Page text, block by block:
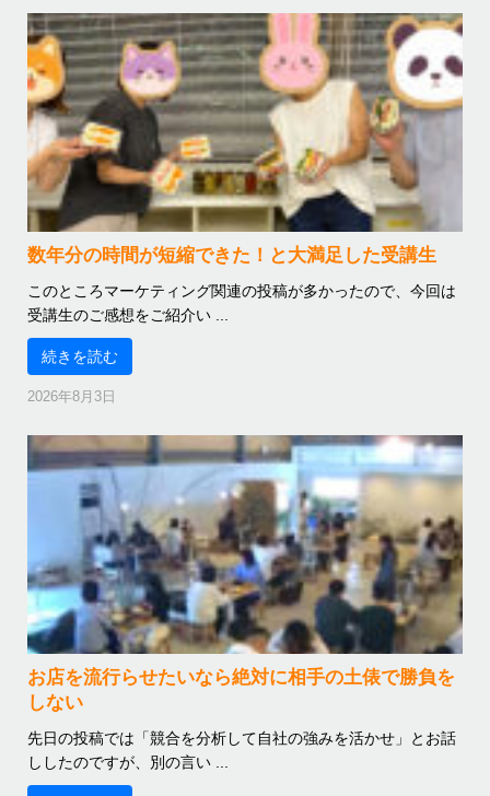
数年分の時間が短縮できた！と大満足した受講生
このところマーケティング関連の投稿が多かったので、今回は
受講生のご感想をご紹介い ...
続きを読む
2026年8月3日
お店を流行らせたいなら絶対に相手の土俵で勝負を
しない
先日の投稿では「競合を分析して自社の強みを活かせ」とお話
ししたのですが、別の言い ...